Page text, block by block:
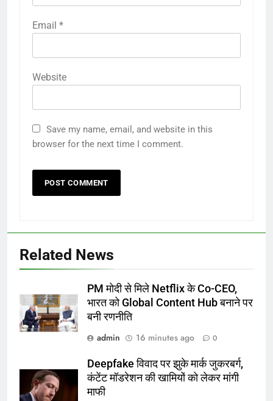
Email *
Website
Save my name, email, and website in this
browser for the next time I comment.
Related News
PM मोदी से मिले Netflix के Co-CEO,
भारत को Global Content Hub बनाने पर
बनी रणनीति
admin
16 minutes ago 0
Deepfake विवाद पर झुके मार्क जुकरबर्ग,
कंटेंट मॉडरेशन की खामियों को लेकर मांगी
माफी